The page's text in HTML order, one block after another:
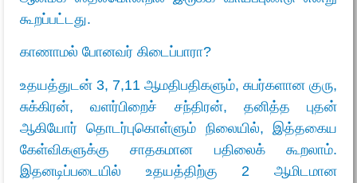
கூறப்பட்டது.
காணாமல் போனவர் கிடைப்பாரா?
உதயத்துடன் 3, 7,11 ஆமதிபதிகளும், சுபர்களான குரு,
சுக்கிரன், வளர்பிறைச் சந்திரன், தனித்த புதன்
ஆகியோர் தொடர்புகொள்ளும் நிலையில், இத்தகைய
கேள்விகளுக்கு சாதகமான பதிலைக் கூறலாம்.
இதனடிப்படையில் உதயத்திற்கு 2 ஆமிடமான